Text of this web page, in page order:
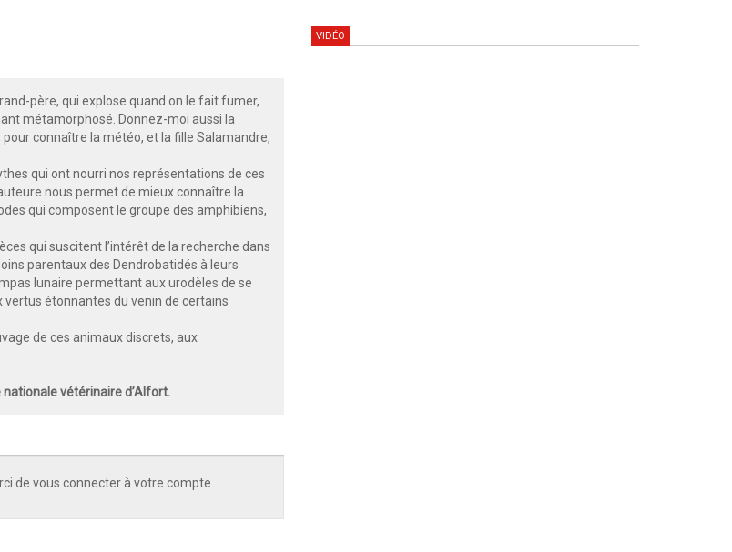
père, qui explose quand on le fait fumer,
métamorphosé. Donnez-moi aussi la
connaître la météo, et la fille Salamandre,
qui ont nourri nos représentations de ces
nous permet de mieux connaître la
qui composent le groupe des amphibiens,
qui suscitent l’intérêt de la recherche dans
parentaux des Dendrobatidés à leurs
lunaire permettant aux urodèles de se
étonnantes du venin de certains
de ces animaux discrets, aux
nationale vétérinaire d’Alfort.
de vous connecter à votre compte.
VIDÉO